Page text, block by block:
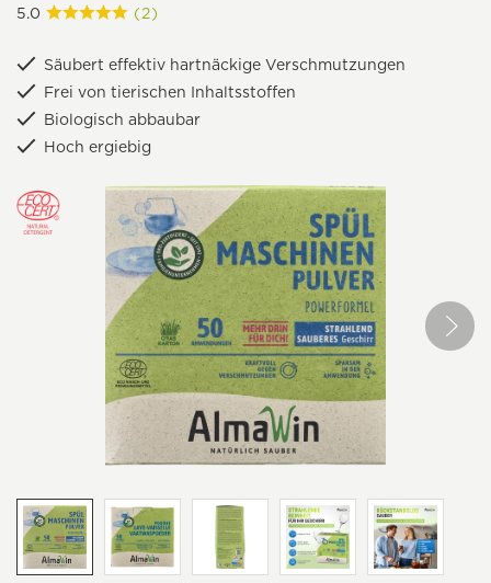
5.0 (2)
Säubert effektiv hartnäckige Verschmutzungen
Frei von tierischen Inhaltsstoffen
Biologisch abbaubar
Hoch ergiebig